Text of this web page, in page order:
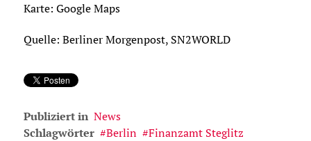
Karte: Google Maps
Quelle: Berliner Morgenpost, SN2WORLD
Publiziert in News
Schlagwörter
Berlin Finanzamt Steglitz